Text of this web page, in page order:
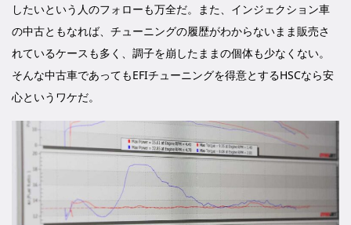
したいという人のフォローも万全だ。また、インジェクション車
の中古ともなれば、チューニングの履歴がわからないまま販売さ
れているケースも多く、調子を崩したままの個体も少なくない。
そんな中古車であってもEFIチューニングを得意とするHSCなら安
心というワケだ。